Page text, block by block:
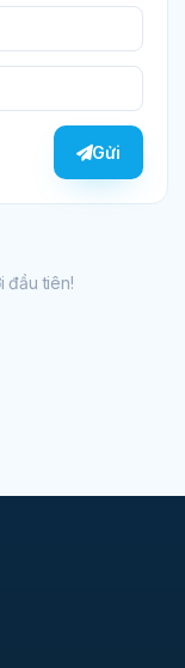
Gửi
đầu tiên!